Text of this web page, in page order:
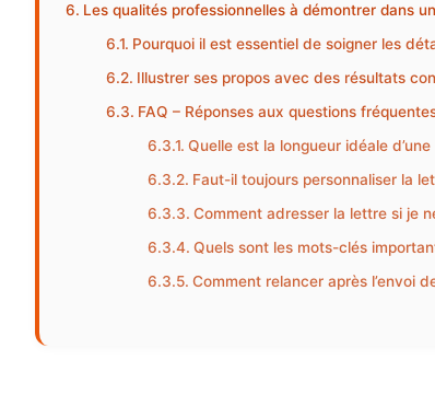
Les qualités professionnelles à démontrer dans
Pourquoi il est essentiel de soigner les
Illustrer ses propos avec des résultats
FAQ – Réponses aux questions
Quelle est la longueur idéale
Faut-il toujours personnaliser la
Comment adresser la lettre si je
Quels sont les mots-clés
Comment relancer après l’envoi